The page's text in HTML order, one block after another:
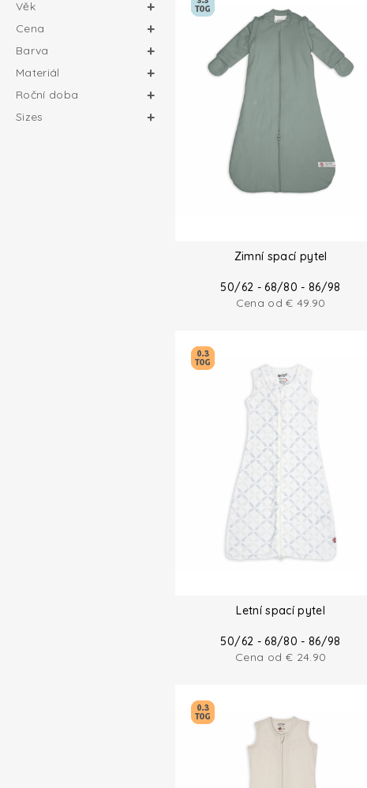
Věk
Cena
Barva
Materiál
Roční doba
Sizes
Zimní spací pytel
50/62 - 68/80 - 86/98
Cena od€ 49.90
Letní spací pytel
50/62 - 68/80 - 86/98
Cena od € 24.90